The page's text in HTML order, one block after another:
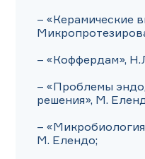
– «Керамические
– «Коффердам»,
– «Проблемы
решения», М.
–
М. Елендо;